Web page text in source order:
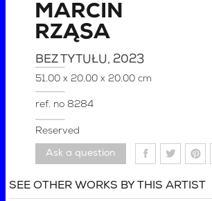
MARCIN
RZĄSA
BEZ TYTUŁU, 2023
51.00 x 20.00 x 20.00 cm
ref. no 8284
Reserved
Ask a question
SEE OTHER WORKS BY THIS ARTIST